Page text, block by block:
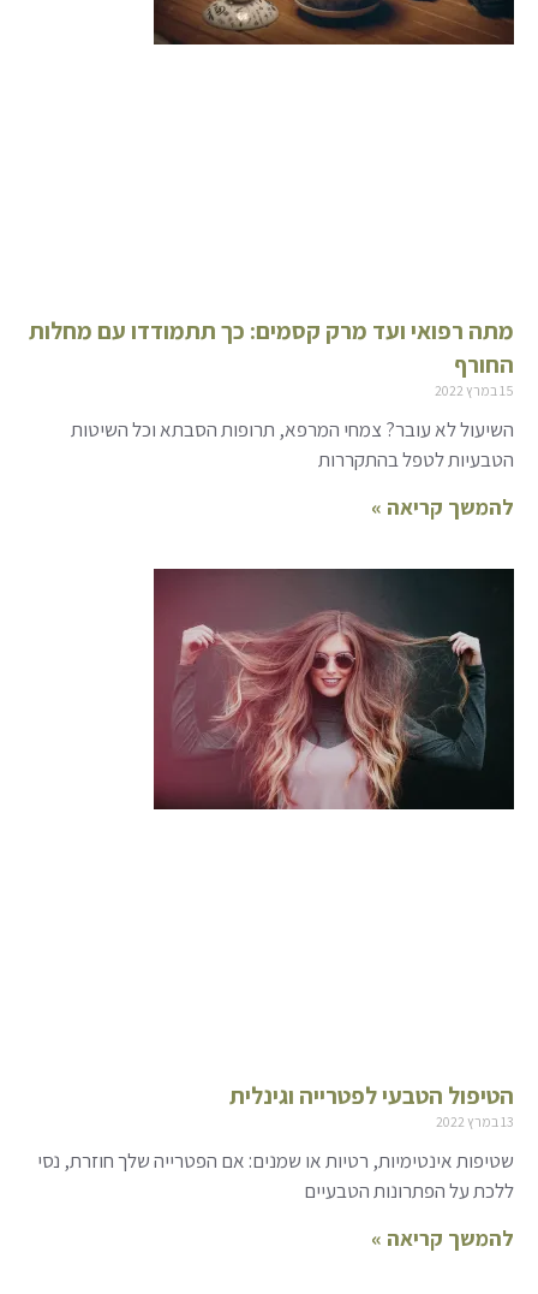
מתה רפואי ועד מרק קסמים: כך תתמודדו עם מחלות
החורף
15 במרץ 2022
השיעול לא עובר? צמחי המרפא, תרופות הסבתא וכל השיטות
הטבעיות לטפל בהתקררות
להמשך קריאה »
הטיפול הטבעי לפטרייה וגינלית
13 במרץ 2022
שטיפות אינטימיות, רטיות או שמנים: אם הפטרייה שלך חוזרת, נסי
ללכת על הפתרונות הטבעיים
להמשך קריאה »